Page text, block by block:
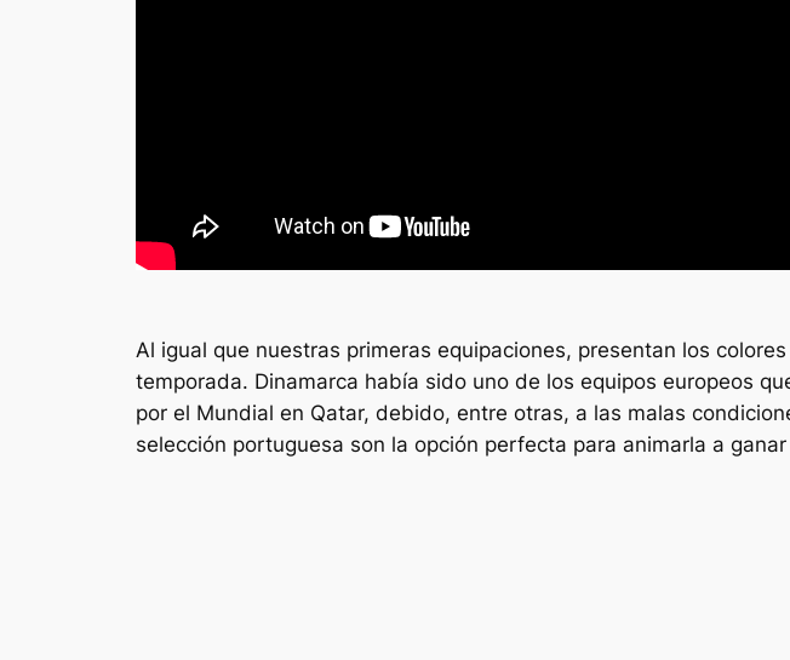
Al igual que nuestras primeras equipaciones, presentan los
temporada. Dinamarca había sido uno de los equipos europeos
por el Mundial en Qatar, debido, entre otras, a las malas
selección portuguesa son la opción perfecta para animarla a